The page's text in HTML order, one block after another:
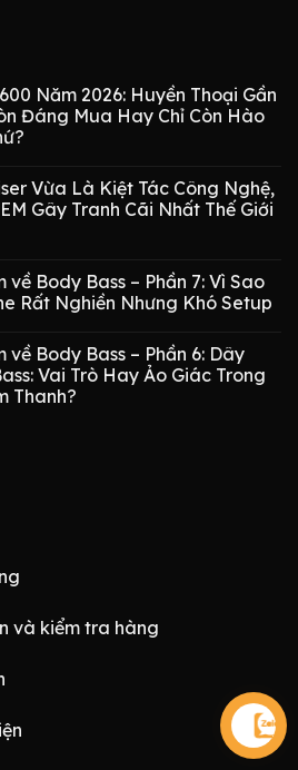
Năm 2026: Huyền Thoại Gần
Đáng Mua Hay Chỉ Còn Hào
Vừa Là Kiệt Tác Công Nghệ,
Gây Tranh Cãi Nhất Thế Giới
về Body Bass – Phần 7: Vì Sao
Rất Nghiền Nhưng Khó Setup
về Body Bass – Phần 6: Dây
Vai Trò Hay Ảo Giác Trong
Thanh?
và kiểm tra hàng